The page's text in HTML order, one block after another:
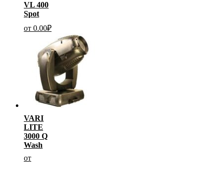
VL 400
Spot
от 0.00₽
VARI
LITE
3000 Q
Wash
от